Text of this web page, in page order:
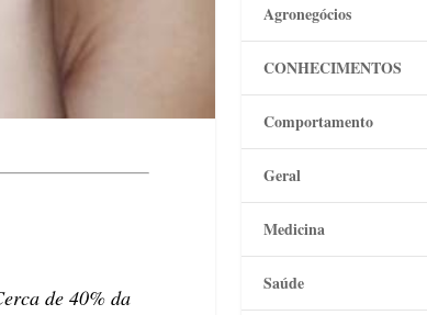
de 40% da
Agronegócios
CONHECIMENTOS
Comportamento
Geral
Medicina
Saúde